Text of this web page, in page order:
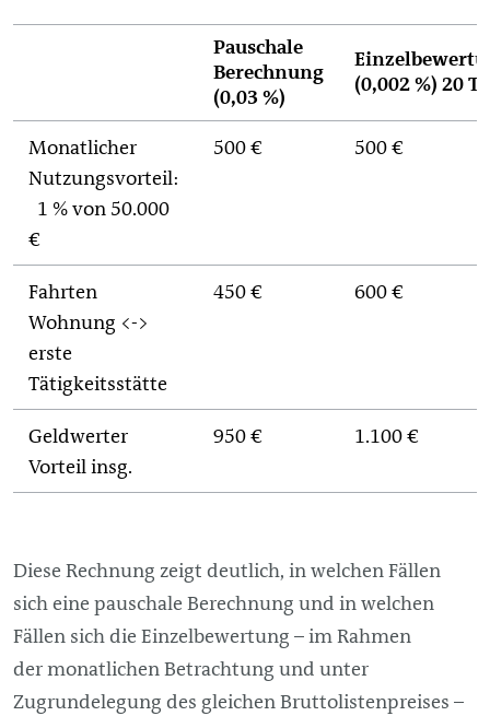
Pauschale
Berechnung
(0,03 %)
(0,002 %) 20
Monatlicher
Nutzungsvorteil:
1 % von 50.000
€
500 € 500 €
Fahrten
Wohnung <->
erste
Tätigkeitsstätte
450 € 600 €
Geldwerter
Vorteil insg.
950 € 1.100 €
Diese Rechnung zeigt deutlich, in welchen Fällen
sich eine pauschale Berechnung und in welchen
Fällen sich die Einzelbewertung – im Rahmen
der monatlichen Betrachtung und unter
Zugrundelegung des gleichen Bruttolistenpreises –